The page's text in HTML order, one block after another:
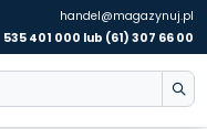
handel@magazynuj.pl
535 401 000 lub (61) 307 66 00